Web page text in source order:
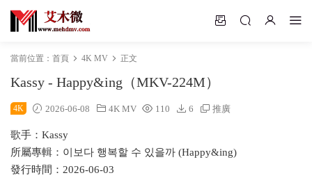
當前位置： 首頁 4K MV 正文
Kassy - Happy&ing（MKV-224M）
4K 2026-06-08 4K MV 110 6 推廣
歌手：Kassy
所屬專輯：이보다 행복할 수 있을까 (Happy&ing)
發行時間：2026-06-03